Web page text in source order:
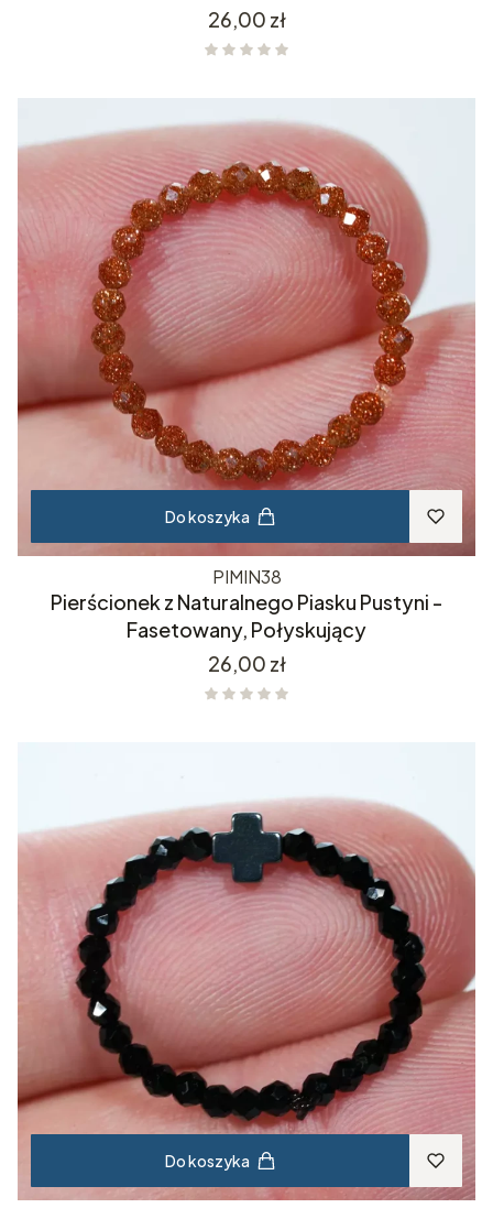
Cena
26,00 zł
Do koszyka
PIMIN38
Pierścionek z Naturalnego Piasku Pustyni -
Fasetowany, Połyskujący
Cena
26,00 zł
Do koszyka